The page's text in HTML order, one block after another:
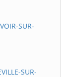
SUR-
SUR-